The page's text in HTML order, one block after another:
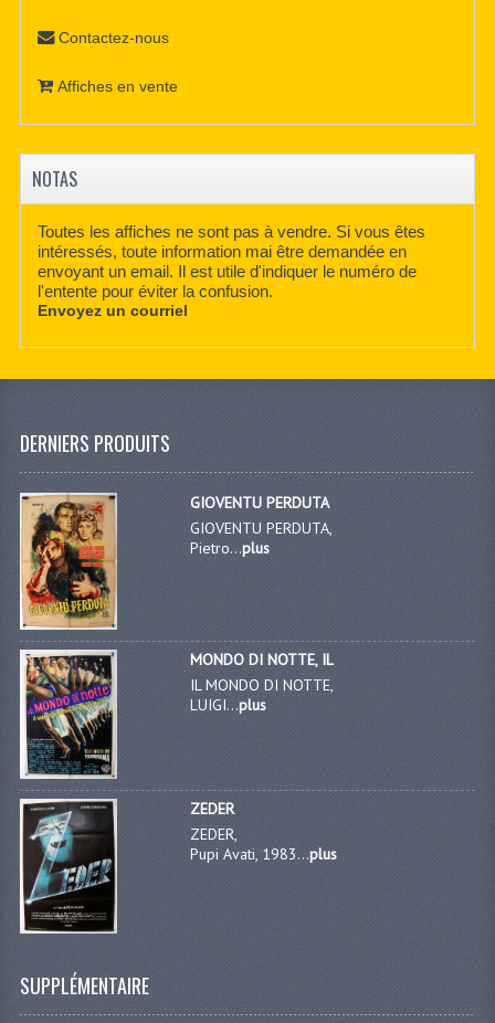
Contactez-nous
Affiches en vente
NOTAS
Toutes les affiches ne sont pas à vendre. Si vous êtes
intéressés, toute information mai être demandée en
envoyant un email. Il est utile d'indiquer le numéro de
l'entente pour éviter la confusion.
Envoyez un courriel
DERNIERS PRODUITS
GIOVENTU PERDUTA
GIOVENTU PERDUTA,
Pietro...plus
MONDO DI NOTTE, IL
IL MONDO DI NOTTE,
LUIGI...plus
ZEDER
ZEDER,
Pupi Avati, 1983...plus
SUPPLÉMENTAIRE